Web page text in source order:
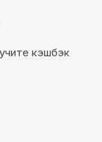
кэшбэк